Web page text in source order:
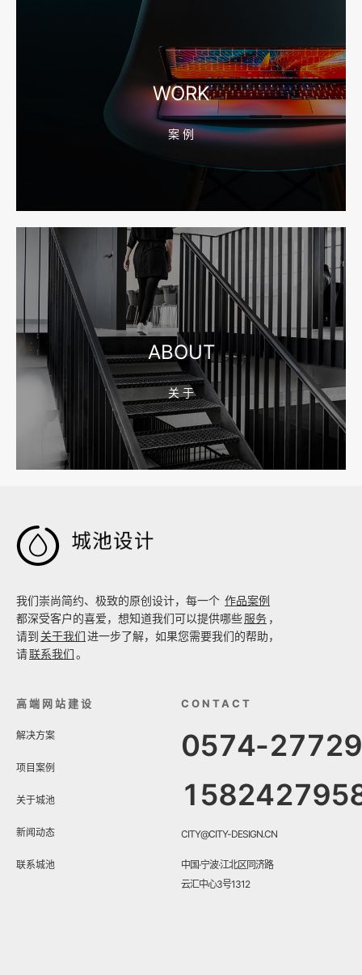
宁波高端网站建设公司推荐，移动端验收别放到最后
宁波网站建设报价怎么看？合同、源码和后台要先写清
2026-08-04 17:55:09
宁波制造业网站建设公司怎么选？先看产品询盘字段
2026-08-02 17:58:44
工厂短视频拍摄后，怎样放进官网帮助客户判断实力
WORK
案 例
ABOUT
关 于

我们崇尚简约、极致的原创设计，每一个 作品案例
都深受客户的喜爱，想知道我们可以提供哪些服务 ，
请到 关于我们进一步了解，如果您需要我们的帮助，
请联系我们。
高端网站建设
解决方案
项目案例
关于城池
新闻动态
联系城池
CONTACT
0574-
CITY@CITY-DESIGN.CN
中国·宁波·江北区同济路
云汇中心3号1312